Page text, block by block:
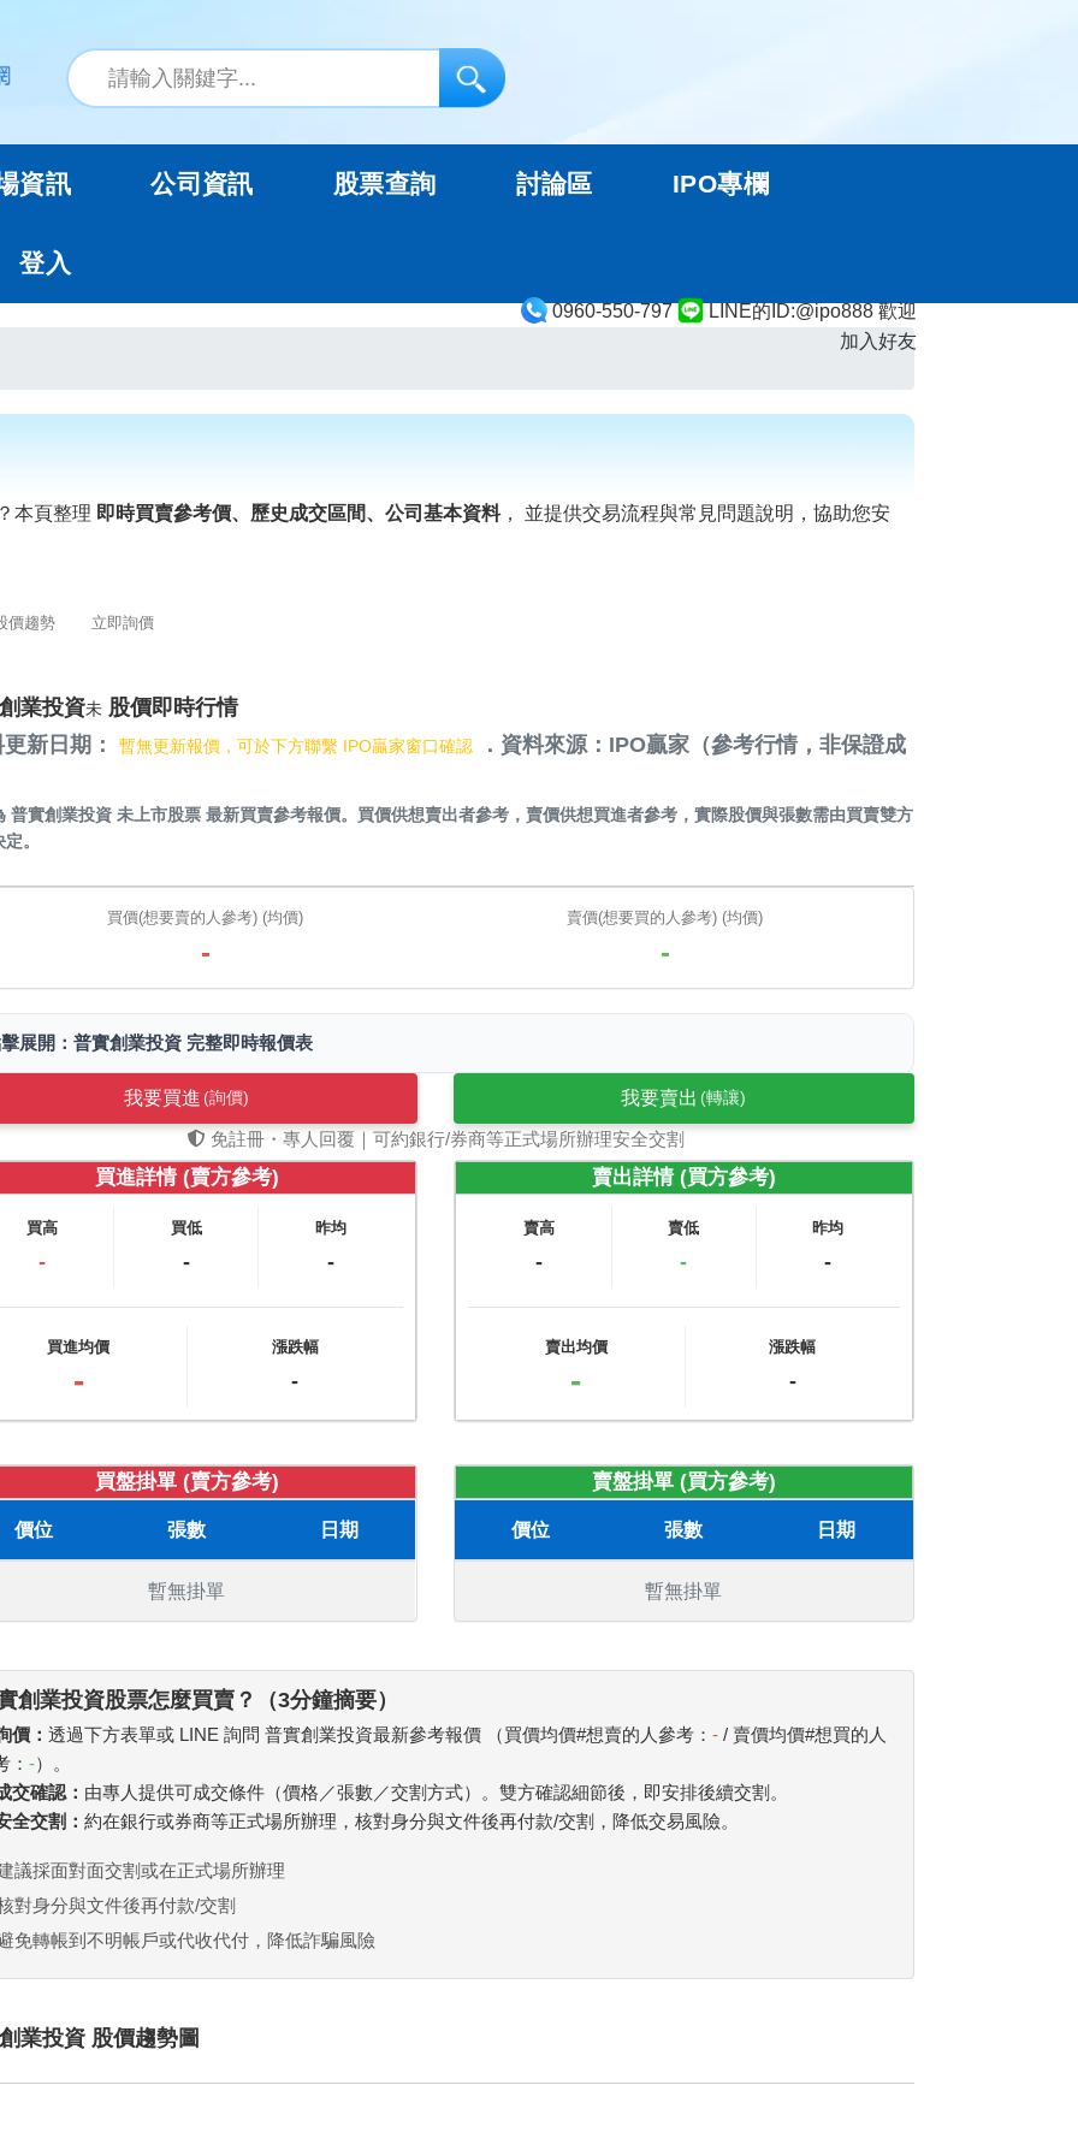
0960-550-797
LINE的ID:@ipo888 歡迎
加入好友
資訊 公司資訊 股票查詢 討論區 IPO專欄
登入
本頁整理 即時買賣參考價、歷史成交區間、公司基本資料， 並提供交易流程與常見問題說明，協助您安
價趨勢 立即詢價
業投資未 股價即時行情
更新日期：暫無更新報價，可於下方聯繫 IPO贏家窗口確認
．資料來源：IPO贏家（參考行情，非保證成
普實創業投資 未上市股票 最新買賣參考報價。買價供想賣出者參考，賣價供想買進者參考，實際股價與張數需由買賣雙方
。
買價(想要賣的人參考) (均價)
-
賣價(想要買的人參考) (均價)
-
展開：普實創業投資 完整即時報價表
我要買進 (詢價) 我要賣出 (轉讓)
免註冊・專人回覆｜可約銀行/券商等正式場所辦理安全交割
買進詳情 (賣方參考)
買高
-
買低
-
昨均
-
買進均價
-
漲跌幅
-
賣出詳情 (買方參考)
賣高
-
賣低
-
昨均
-
賣出均價
-
漲跌幅
-
買盤掛單 (賣方參考)
價位 張數 日期
暫無掛單
賣盤掛單 (買方參考)
價位 張數 日期
暫無掛單
創業投資股票怎麼買賣？（3分鐘摘要）
價：透過下方表單或 LINE 詢問 普實創業投資最新參考報價 （買價均價#想賣的人參考：- / 賣價均價#想買的人
：-）。
交確認： 由專人提供可成交條件（價格／張數／交割方式）。雙方確認細節後，即安排後續交割。
全交割：約在銀行或券商等正式場所辦理，核對身分與文件後再付款/交割，降低交易風險。
議採面對面交割或在正式場所辦理
對身分與文件後再付款/交割
免轉帳到不明帳戶或代收代付，降低詐騙風險
業投資 股價趨勢圖